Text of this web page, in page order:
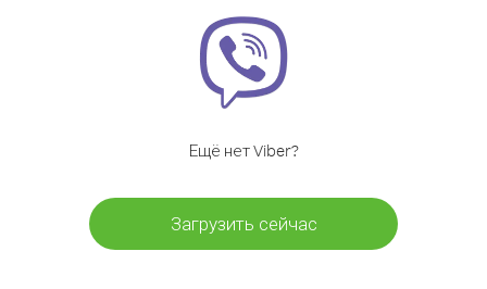
Ещё нет Viber?
Загрузить сейчас